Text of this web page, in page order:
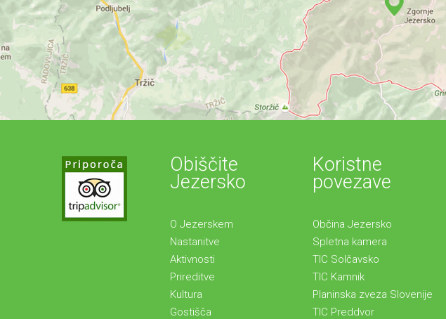
Obiščite
Jezersko
O Jezerskem
Nastanitve
Aktivnosti
Prireditve
Kultura
Gostišča
Koristne
povezave
Občina Jezersko
Spletna kamera
TIC Solčavsko
TIC Kamnik
Planinska zveza Slovenije
TIC Preddvor